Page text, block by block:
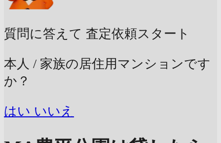
質問に答えて 査定依頼スタート
本人 / 家族の居住用マンションです
か？
はい いいえ